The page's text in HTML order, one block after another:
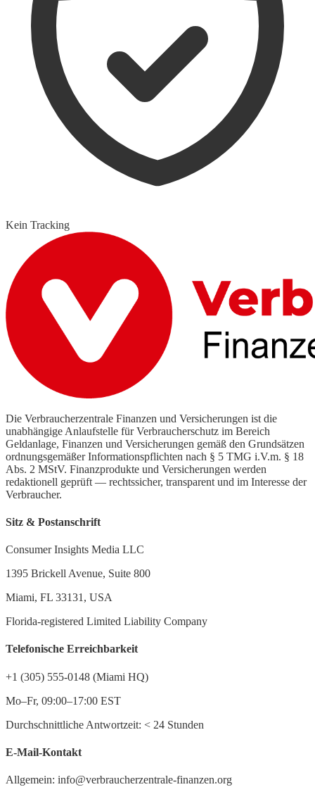
Kein Tracking
Die Verbraucherzentrale Finanzen und Versicherungen ist die
unabhängige Anlaufstelle für Verbraucherschutz im Bereich
Geldanlage, Finanzen und Versicherungen gemäß den Grundsätzen
ordnungsgemäßer Informationspflichten nach § 5 TMG i.V.m. § 18
Abs. 2 MStV. Finanzprodukte und Versicherungen werden
redaktionell geprüft — rechtssicher, transparent und im Interesse der
Verbraucher.
Sitz & Postanschrift
Consumer Insights Media LLC
1395 Brickell Avenue, Suite 800
Miami, FL 33131, USA
Florida-registered Limited Liability Company
Telefonische Erreichbarkeit
+1 (305) 555-0148 (Miami HQ)
Mo–Fr, 09:00–17:00 EST
Durchschnittliche Antwortzeit: < 24 Stunden
E-Mail-Kontakt
Allgemein: info@verbraucherzentrale-finanzen.org